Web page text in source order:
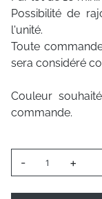
Possibilité de
l'unité.
Toute
sera considéré
Couleur
commande.
- +